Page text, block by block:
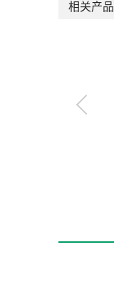
相关产品